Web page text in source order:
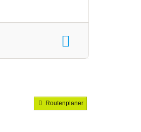
Routenplaner